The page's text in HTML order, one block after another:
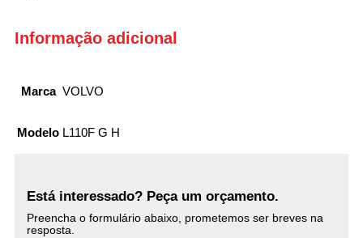
Informação adicional
Marca VOLVO
Modelo L110F G H
Está interessado? Peça um orçamento.
Preencha o formulário abaixo, prometemos ser breves na
resposta.